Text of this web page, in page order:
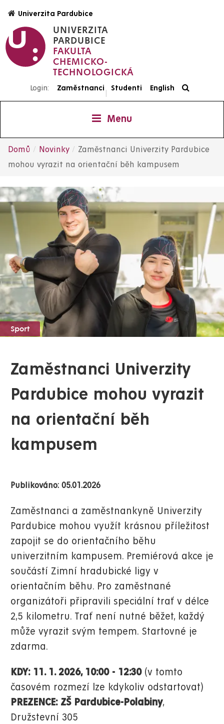
hlavnímu
obsahu
UNIVERZITA
PARDUBICE
FAKULTA
CHEMICKO-
TECHNOLOGICKÁ
Univerzita Pardubice
Login: Zaměstnanci
|
Studenti English
Menu
Drobečková
navigace
Domů Novinky
Zaměstnanci Univerzity Pardubice
mohou vyrazit na orientační běh kampusem
Sport
Zaměstnanci Univerzity
Pardubice mohou vyrazit
na orientační běh
kampusem
Publikováno: 05.01.2026
Zaměstnanci a zaměstnankyně Univerzity
Pardubice mohou využít krásnou příležitost
zapojit se do orientačního běhu
univerzitním kampusem. Premiérová akce je
součástí Zimní hradubické ligy v
orientačním běhu. Pro zaměstnané
organizátoři připravili speciální trať v délce
2,5 kilometru. Trať není nutné běžet, každý
může vyrazit svým tempem. Startovné je
zdarma.
KDY: 11. 1. 2026, 10:00 - 12:30(v tomto
časovém rozmezí lze kdykoliv odstartovat)
PREZENCE: ZŠ Pardubice-Polabiny,
Družstevní 305